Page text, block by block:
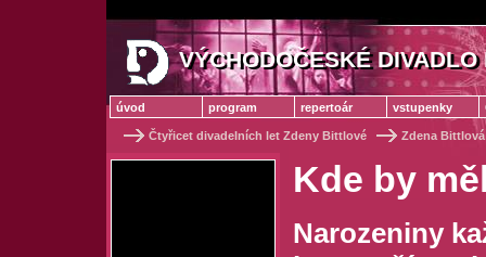
VÝCHODOČESKÉ
VÝCHODOČESKÉ DIVADLO
úvod program repertoár vstupenky
Čtyřicet divadelních let Zdeny Bittlové Zdena Bittlová
Kde by
Narozeniny